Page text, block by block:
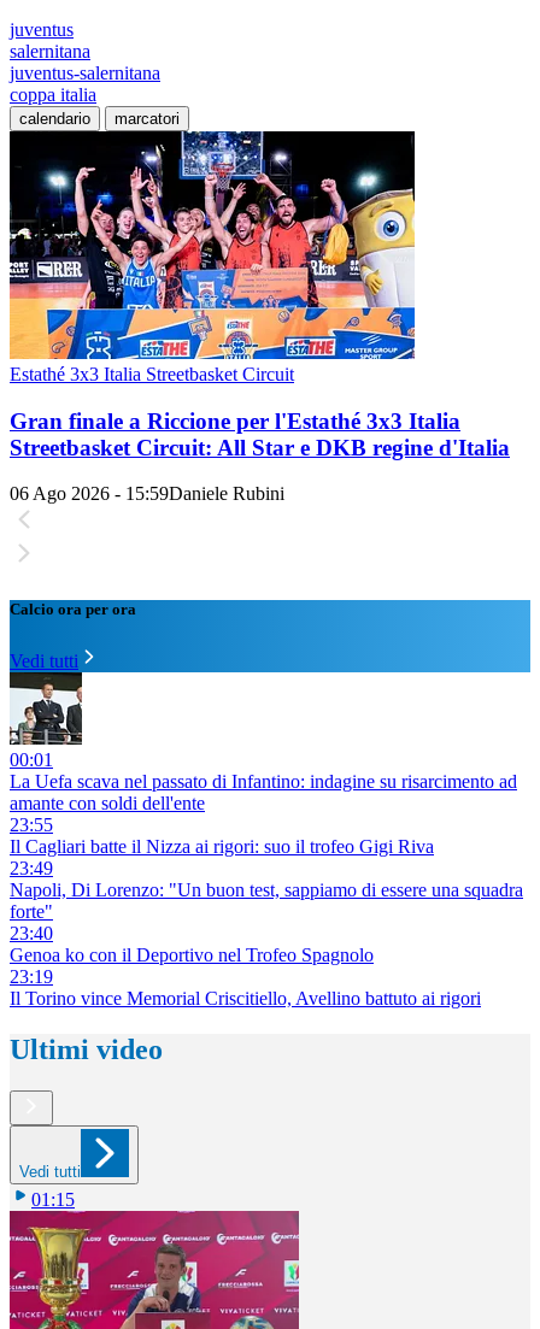
juventus
salernitana
juventus-salernitana
coppa italia
calendario marcatori
Estathé 3x3 Italia Streetbasket Circuit
Gran finale a Riccione per l'Estathé 3x3 Italia
Streetbasket Circuit: All Star e DKB regine d'Italia
06 Ago 2026 - 15:59Daniele Rubini
Calcio ora per ora
Vedi tutti
00:01
La Uefa scava nel passato di Infantino: indagine su risarcimento ad
amante con soldi dell'ente
23:55
Il Cagliari batte il Nizza ai rigori: suo il trofeo Gigi Riva
23:49
Napoli, Di Lorenzo: "Un buon test, sappiamo di essere una squadra
forte"
23:40
Genoa ko con il Deportivo nel Trofeo Spagnolo
23:19
Il Torino vince Memorial Criscitiello, Avellino battuto ai rigori
Ultimi video
Vedi tutti
01:15